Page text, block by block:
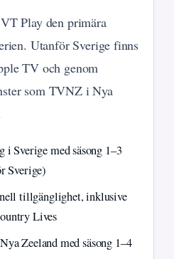
Play den primära
Utanför Sverige finns
TV och genom
som TVNZ i Nya
Sverige med säsong 1–3
Sverige)
tillgänglighet, inklusive
Lives
Zeeland med säsong 1–4